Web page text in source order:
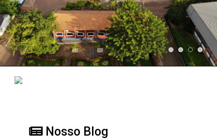
Nosso Blog